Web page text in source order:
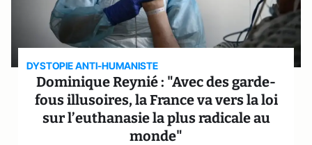
DYSTOPIE ANTI-HUMANISTE
Dominique Reynié : "Avec des garde-
fous illusoires, la France va vers la loi
sur l’euthanasie la plus radicale au
monde"